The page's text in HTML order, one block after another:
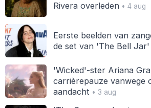
Rivera overleden• 4 aug
Eerste beelden van
de set van 'The Bell
'Wicked'-ster Ariana
carrièrepauze vanwege
aandacht • 3 aug